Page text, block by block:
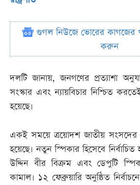
গুগল নিউজে ভোরের
করুন
দলটি জানায়, জনগণের প্রত্যাশা
সংস্কার এবং ন্যায়বিচার নিশ্চিত
হয়েছে।
একই সময়ে ত্রয়োদশ জাতীয়
হয়েছে। নতুন স্পিকার হিসেবে
উদ্দিন বীর বিক্রম এবং ডেপুটি
কামাল। ১২ ফেব্রুয়ারি অনুষ্ঠিত